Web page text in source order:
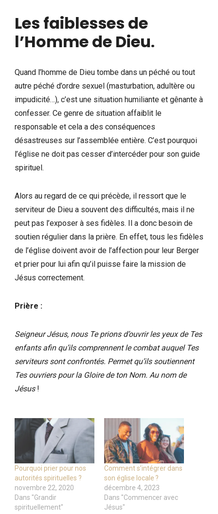
Les faiblesses de
l’Homme de Dieu.
Quand l’homme de Dieu tombe dans un péché ou tout
autre péché d’ordre sexuel (masturbation, adultère ou
impudicité…), c’est une situation humiliante et gênante à
confesser. Ce genre de situation affaiblit le
responsable et cela a des conséquences
désastreuses sur l’assemblée entière. C’est pourquoi
l’église ne doit pas cesser d’intercéder pour son guide
spirituel.
Alors au regard de ce qui précède, il ressort que le
serviteur de Dieu a souvent des difficultés, mais il ne
peut pas l’exposer à ses fidèles. Il a donc besoin de
soutien régulier dans la prière. En effet, tous les fidèles
de l’église doivent avoir de l’affection pour leur Berger
et prier pour lui afin qu’il puisse faire la mission de
Jésus correctement.
Prière :
Seigneur Jésus, nous Te prions d’ouvrir les yeux de Tes
enfants afin qu’ils comprennent le combat auquel Tes
serviteurs sont confrontés. Permet qu’ils soutiennent
Tes ouvriers pour la Gloire de ton Nom. Au nom de
Jésus!
Pourquoi prier pour nos
autorités spirituelles ?
novembre 22, 2020
Dans "Grandir
spirituellement"
Comment s’intégrer dans
son église locale ?
décembre 4, 2023
Dans "Commencer avec
Jésus"